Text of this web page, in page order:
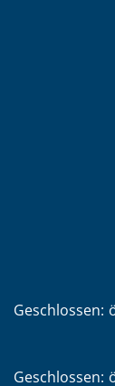
Klicken, um
Geschlossen:
Klicken, um
Geschlossen: